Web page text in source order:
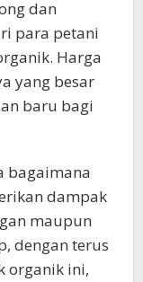
dan
para petani
Harga
yang besar
baru bagi
bagaimana
dampak
maupun
dengan terus
organik ini,